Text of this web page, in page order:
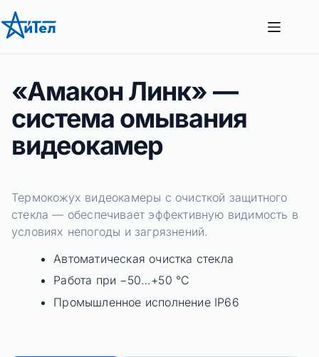
Перейти
к
«Амакон Линк» —
система омывания
видеокамер
Термокожух видеокамеры с очисткой защитного
стекла — обеспечивает эффективную видимость в
условиях непогоды и загрязнений.
Автоматическая очистка стекла
Работа при −50…+50 °C
Промышленное исполнение IP66